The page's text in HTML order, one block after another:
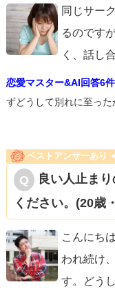
同じサー
るのです
く、話し
恋愛マスター&AI回答6件
ずどうして別れに至っ
ベストアンサーあり
良い人止ま
ください。(20歳
こんにち
われ続け
す。どう